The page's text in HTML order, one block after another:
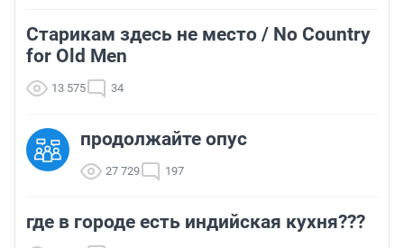
Старикам здесь не место / No Country
for Old Men
13 575 34
продолжайте опус
27 729 197
где в городе есть индийская кухня???